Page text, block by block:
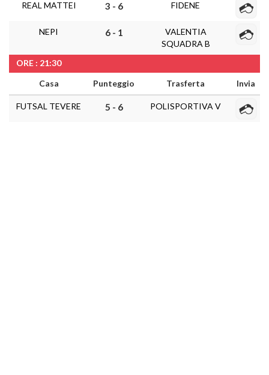
REAL MATTEI 3 - 6 FIDENE
NEPI 6 - 1
VALENTIA
SQUADRA B
ORE : 21:30
Casa
Punteggio Trasferta Invia
FUTSAL TEVERE 5 - 6 POLISPORTIVA V